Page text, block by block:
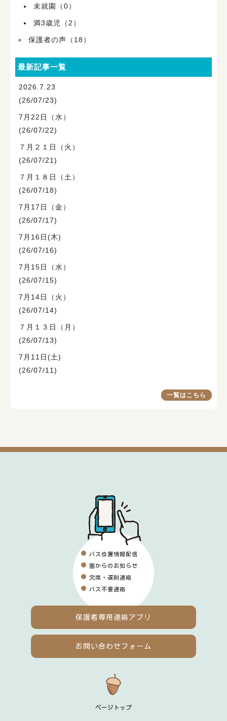
未就園（0）
満3歳児（2）
保護者の声（18）
最新記事一覧
2026.7.23
(26/07/23)
7月22日（水）
(26/07/22)
７月２１日（火）
(26/07/21)
７月１８日（土）
(26/07/18)
7月17日（金）
(26/07/17)
7月16日(木)
(26/07/16)
7月15日（水）
(26/07/15)
7月14日（火）
(26/07/14)
７月１３日（月）
(26/07/13)
7月11日(土)
(26/07/11)
一覧はこちら
お問い合わせフォーム
保護者専用 連絡アプリ
バス位置情報配信
園からのお知らせ
欠席・遅刻連絡
バス不要連絡
ページトップ